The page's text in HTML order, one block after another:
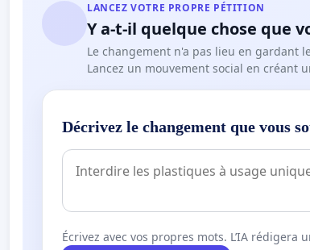
LANCEZ VOTRE PROPRE PÉTITION
Y a-t-il quelque chose que
Le changement n'a pas lieu en gardant
Lancez un mouvement social en créant
Décrivez le changement que vous
Écrivez avec vos propres mots. L’IA